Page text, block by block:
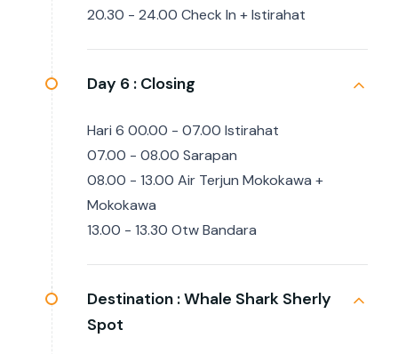
20.30 - 24.00 Check In + Istirahat
Day 6 : Closing
Hari 6 00.00 - 07.00 Istirahat
07.00 - 08.00 Sarapan
08.00 - 13.00 Air Terjun Mokokawa +
Mokokawa
13.00 - 13.30 Otw Bandara
Destination :Whale Shark Sherly
Spot